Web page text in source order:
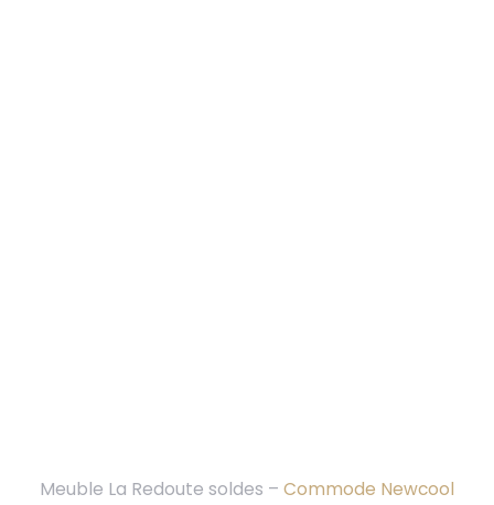
Meuble La Redoute soldes – Commode Newcool